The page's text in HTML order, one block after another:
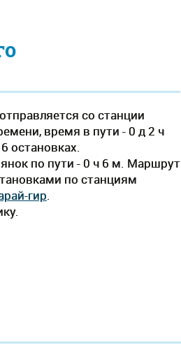
со станции
время в пути - 0 д 2 ч
остановках.
по пути - 0 ч 6 м. Маршрут
по станциям
гир.